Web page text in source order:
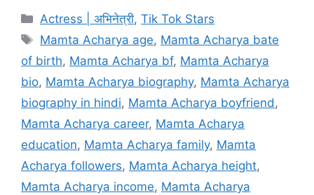
Categories
Actress | अभिनेत्री,Tik Tok Stars
Tags
Mamta Acharya age, Mamta Acharya bate
of birth, Mamta Acharya bf, Mamta Acharya
bio, Mamta Acharya biography, Mamta Acharya
biography in hindi, Mamta Acharya boyfriend,
Mamta Acharya career, Mamta Acharya
education, Mamta Acharya family, Mamta
Acharya followers, Mamta Acharya height,
Mamta Acharya income, Mamta Acharya